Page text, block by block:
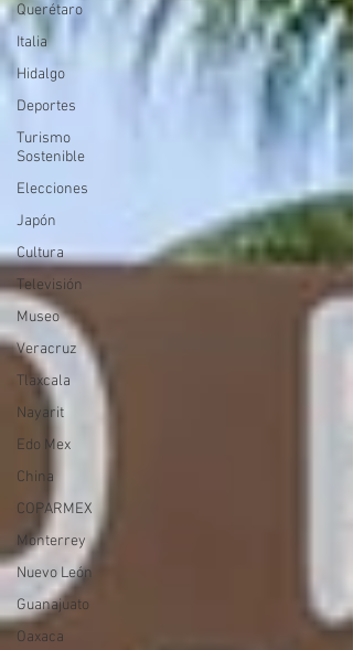
Querétaro
Italia
Hidalgo
Deportes
Turismo
Sostenible
Elecciones
Japón
Cultura
Televisión
Museo
Veracruz
Tlaxcala
Nayarit
Edo Mex
China
COPARMEX
Monterrey
Nuevo León
Guanajuato
Oaxaca